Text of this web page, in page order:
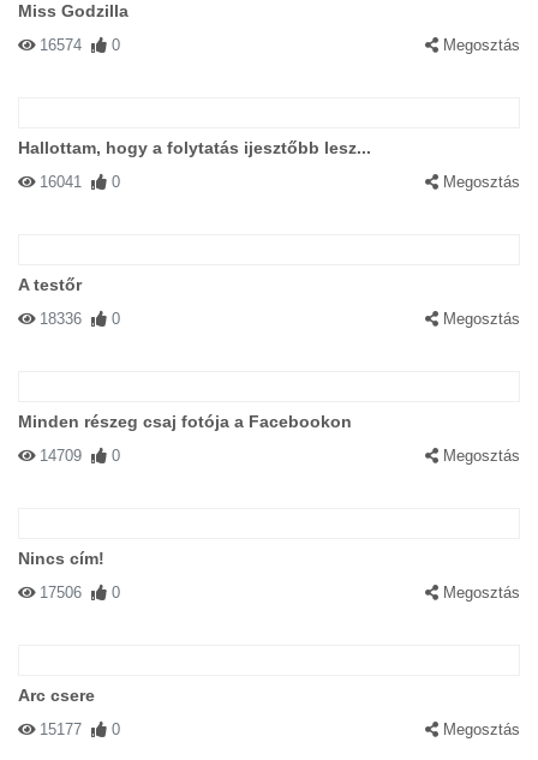
Miss Godzilla
16574 0 Megosztás
Hallottam, hogy a folytatás ijesztőbb lesz...
16041 0 Megosztás
A testőr
18336 0 Megosztás
Minden részeg csaj fotója a Facebookon
14709 0 Megosztás
Nincs cím!
17506 0 Megosztás
Arc csere
15177 0 Megosztás